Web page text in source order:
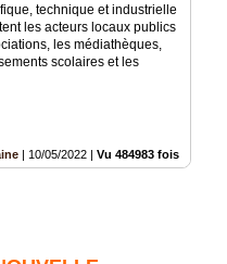
technique et industrielle
les acteurs locaux publics
les médiathèques,
scolaires et les
| 10/05/2022 | Vu 484983 fois